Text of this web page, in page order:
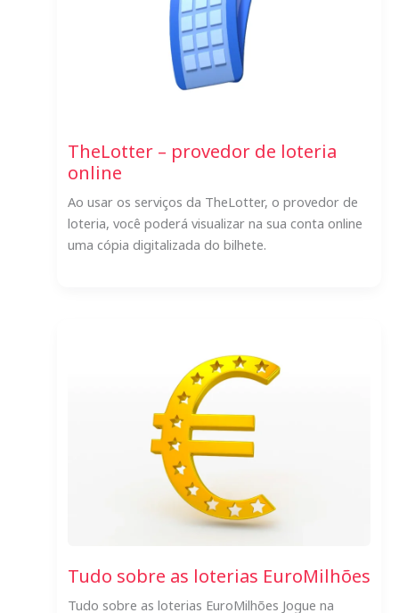
TheLotter – provedor de loteria
online
Ao usar os serviços da TheLotter, o provedor de
loteria, você poderá visualizar na sua conta online
uma cópia digitalizada do bilhete.
Tudo sobre as loterias EuroMilhões
Tudo sobre as loterias EuroMilhões Jogue na